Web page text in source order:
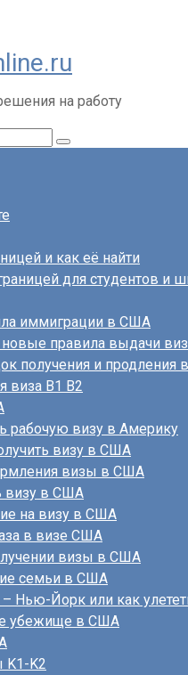
на работу
и как её найти
для студентов и
иммиграции в США
правила выдачи
получения и
виза B1 B2
рабочую визу в Америку
визу в США
визы в США
визу в США
на визу в США
в визе США
визы в США
семьи в США
Нью-Йорк или как
убежище в США
K1-K2